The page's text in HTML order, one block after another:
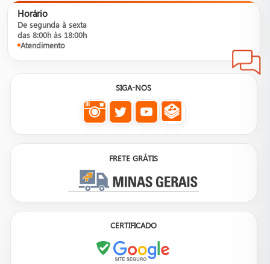
Horário
De segunda à sexta
das 8:00h às 18:00h
Atendimento
SIGA-NOS
FRETE GRÁTIS
CERTIFICADO